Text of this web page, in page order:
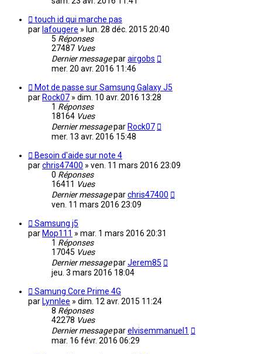
touch id qui marche pas
par lafougere » lun. 28 déc. 2015 20:40
5 Réponses
27487 Vues
Dernier messageparairgobs
mer. 20 avr. 2016 11:46
Mot de passe sur Samsung Galaxy J5
par Rock07 » dim. 10 avr. 2016 13:28
1 Réponses
18164 Vues
Dernier messagepar Rock07
mer. 13 avr. 2016 15:48
Besoin d'aide sur note 4
parchris47400 » ven. 11 mars 2016 23:09
0 Réponses
16411 Vues
Dernier messageparchris47400
ven. 11 mars 2016 23:09
Samsung j5
par Mop111 » mar. 1 mars 2016 20:31
1 Réponses
17045 Vues
Dernier messageparJerem85
jeu. 3 mars 2016 18:04
Samung Core Prime 4G
par Lynnlee » dim. 12 avr. 2015 11:24
8 Réponses
42278 Vues
Dernier messageparelvisemmanuel1
mar. 16 févr. 2016 06:29